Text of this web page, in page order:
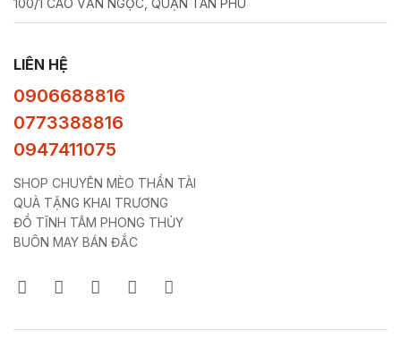
100/1 CAO VĂN NGỌC, QUẬN TÂN PHÚ
LIÊN HỆ
0906688816
0773388816
0947411075
SHOP CHUYÊN MÈO THẦN TÀI
QUÀ TẶNG KHAI TRƯƠNG
ĐỒ TĨNH TÂM PHONG THỦY
BUÔN MAY BÁN ĐẮC